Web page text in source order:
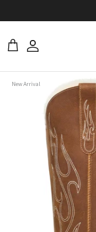
משתמש
עגלה
New Arrival